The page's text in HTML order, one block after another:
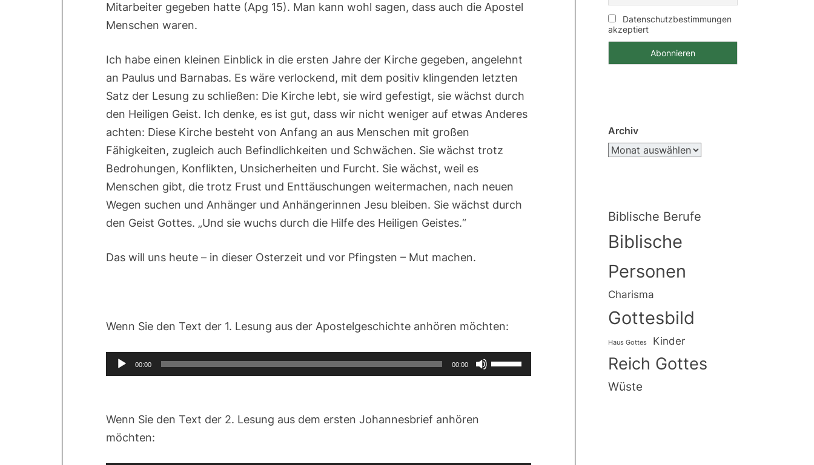
Mitarbeiter gegeben hatte (Apg 15). Man kann wohl sagen, dass auch die Apostel
Menschen waren.
Ich habe einen kleinen Einblick in die ersten Jahre der Kirche gegeben, angelehnt
an Paulus und Barnabas. Es wäre verlockend, mit dem positiv klingenden letzten
Satz der Lesung zu schließen: Die Kirche lebt, sie wird gefestigt, sie wächst durch
den Heiligen Geist. Ich denke, es ist gut, dass wir nicht weniger auf etwas Anderes
achten: Diese Kirche besteht von Anfang an aus Menschen mit großen
Fähigkeiten, zugleich auch Befindlichkeiten und Schwächen. Sie wächst trotz
Bedrohungen, Konflikten, Unsicherheiten und Furcht. Sie wächst, weil es
Menschen gibt, die trotz Frust und Enttäuschungen weitermachen, nach neuen
Wegen suchen und Anhänger und Anhängerinnen Jesu bleiben. Sie wächst durch
den Geist Gottes. „Und sie wuchs durch die Hilfe des Heiligen Geistes.“
Das will uns heute – in dieser Osterzeit und vor Pfingsten – Mut machen.
Wenn Sie den Text der 1. Lesung aus der Apostelgeschichte anhören möchten:
Audio-
Player
00:00 00:00
Pfeiltasten
Hoch/Runter
Wenn Sie den Text der 2. Lesung aus dem ersten Johannesbrief anhören
möchten:
Datenschutzbestimmungen
akzeptiert
Archiv
Biblische Berufe
Biblische
Personen
Charisma
Gottesbild
Haus Gottes Kinder
Reich Gottes
Wüste